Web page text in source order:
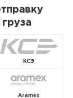
КСЭ
Aramex